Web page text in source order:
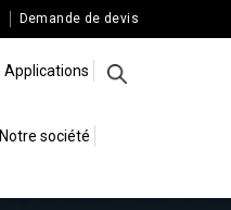
Demande de devis
Applications
Notre société
Rechercher